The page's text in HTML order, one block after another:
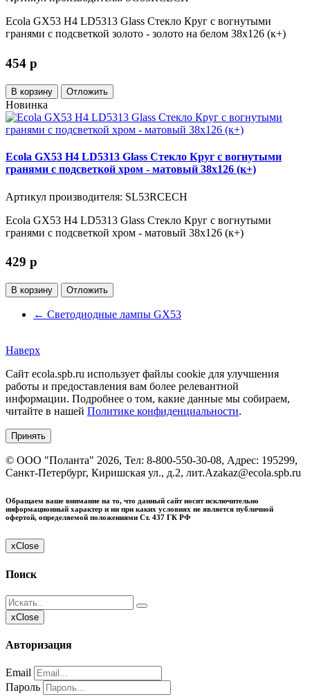
Ecola GX53 H4 LD5313 Glass Стекло Круг с вогнутыми
гранями с подсветкой золото - золото на белом 38x126 (к+)
454 p
В корзину Отложить
Новинка
Ecola GX53 H4 LD5313 Glass Стекло Круг с вогнутыми
гранями с подсветкой хром - матовый 38x126 (к+)
Артикул производителя: SL53RCECH
Ecola GX53 H4 LD5313 Glass Стекло Круг с вогнутыми
гранями с подсветкой хром - матовый 38x126 (к+)
429 p
В корзину Отложить
← Светодиодные лампы GX53
Наверх
Сайт ecola.spb.ru использует файлы cookie для улучшения
работы и предоставления вам более релевантной
информации. Подробнее о том, какие данные мы собираем,
читайте в нашей Политике конфиденциальности.
Принять
© ООО "Поланта" 2026, Тел: 8-800-550-30-08, Адрес: 195299,
Санкт-Петербург, Киришская ул., д.2, лит.Аzakaz@ecola.spb.ru
Обращаем ваше внимание на то, что данный сайт носит исключительно
информационный характер и ни при каких условиях не является публичной
офертой, определяемой положениями Ст. 437 ГК РФ
xClose
Поиск
xClose
Авторизация
Email
Пароль